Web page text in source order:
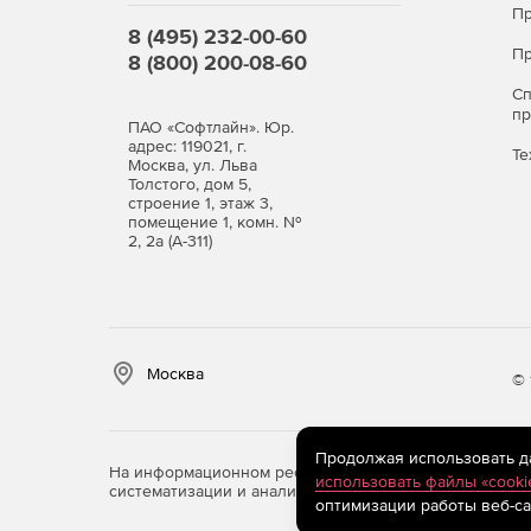
8 (495) 232-00-60
8 (800) 200-08-60
ПАО «Софтлайн». Юр.
адрес: 119021, г.
Москва, ул. Льва
Толстого, дом 5,
строение 1, этаж 3,
помещение 1, комн. №
2, 2а (А-311)
Москва ©
На информационном ресурсе store.softline.ru
систематизации и анализа сведений, относящихся
Продолжая использовать
использовать файлы
оптимизации работы веб-